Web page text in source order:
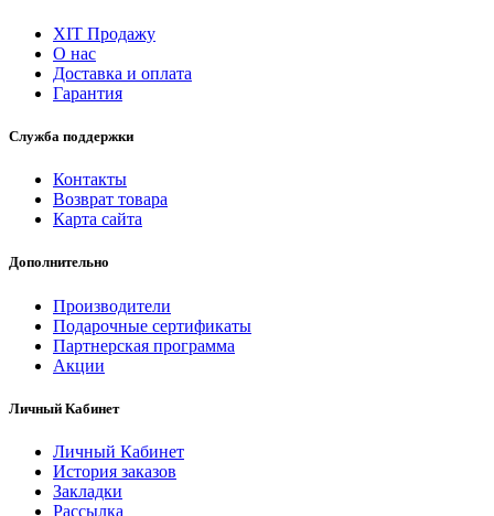
ХІТ Продажу
О нас
Доставка и оплата
Гарантия
Служба поддержки
Контакты
Возврат товара
Карта сайта
Дополнительно
Производители
Подарочные сертификаты
Партнерская программа
Акции
Личный Кабинет
Личный Кабинет
История заказов
Закладки
Рассылка